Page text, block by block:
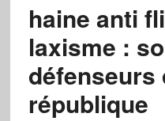
haine anti
laxisme :
défenseurs
république